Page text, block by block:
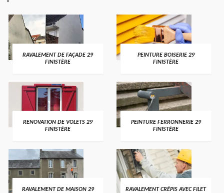
RAVALEMENT DE FAÇADE 29
FINISTÈRE
PEINTURE BOISERIE 29
FINISTÈRE
RENOVATION DE VOLETS 29
FINISTÈRE
PEINTURE FERRONNERIE 29
FINISTÈRE
RAVALEMENT DE MAISON 29
RAVALEMENT CRÉPIS AVEC FILET